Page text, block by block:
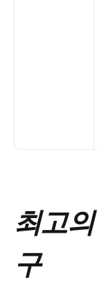
최고
구